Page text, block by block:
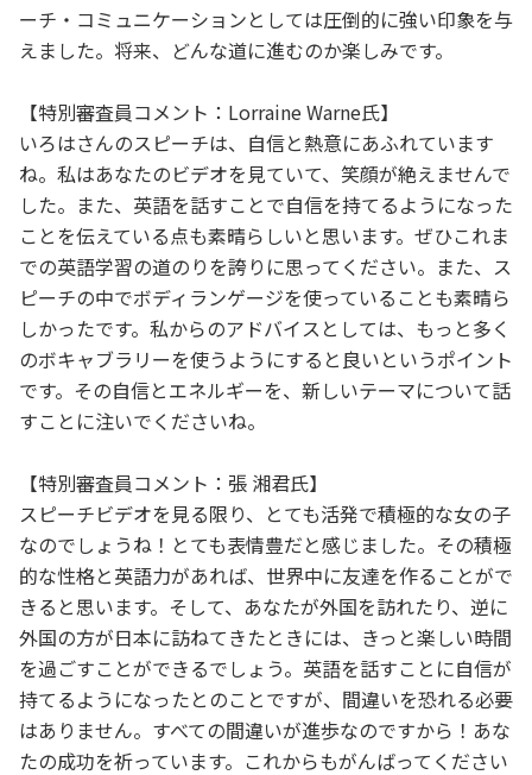
ーチ・コミュニケーションとしては圧倒的に強い印象を与
えました。将来、どんな道に進むのか楽しみです。
【特別審査員コメント：Lorraine Warne氏】
いろはさんのスピーチは、自信と熱意にあふれています
ね。私はあなたのビデオを見ていて、笑顔が絶えませんで
した。また、英語を話すことで自信を持てるようになった
ことを伝えている点も素晴らしいと思います。ぜひこれま
での英語学習の道のりを誇りに思ってください。また、ス
ピーチの中でボディランゲージを使っていることも素晴ら
しかったです。私からのアドバイスとしては、もっと多く
のボキャブラリーを使うようにすると良いというポイント
です。その自信とエネルギーを、新しいテーマについて話
すことに注いでくださいね。
【特別審査員コメント：張 湘君氏】
スピーチビデオを見る限り、とても活発で積極的な女の子
なのでしょうね！とても表情豊だと感じました。その積極
的な性格と英語力があれば、世界中に友達を作ることがで
きると思います。そして、あなたが外国を訪れたり、逆に
外国の方が日本に訪ねてきたときには、きっと楽しい時間
を過ごすことができるでしょう。英語を話すことに自信が
持てるようになったとのことですが、間違いを恐れる必要
はありません。すべての間違いが進歩なのですから！あな
たの成功を祈っています。これからもがんばってください